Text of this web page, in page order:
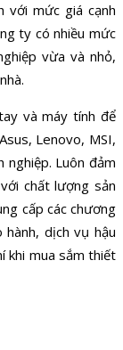
với mức giá cạnh
ty có nhiều mức
vừa và nhỏ,
và máy tính để
Lenovo, MSI,
nghiệp. Luôn đảm
chất lượng sản
cấp các chương
hành, dịch vụ hậu
khi mua sắm thiết